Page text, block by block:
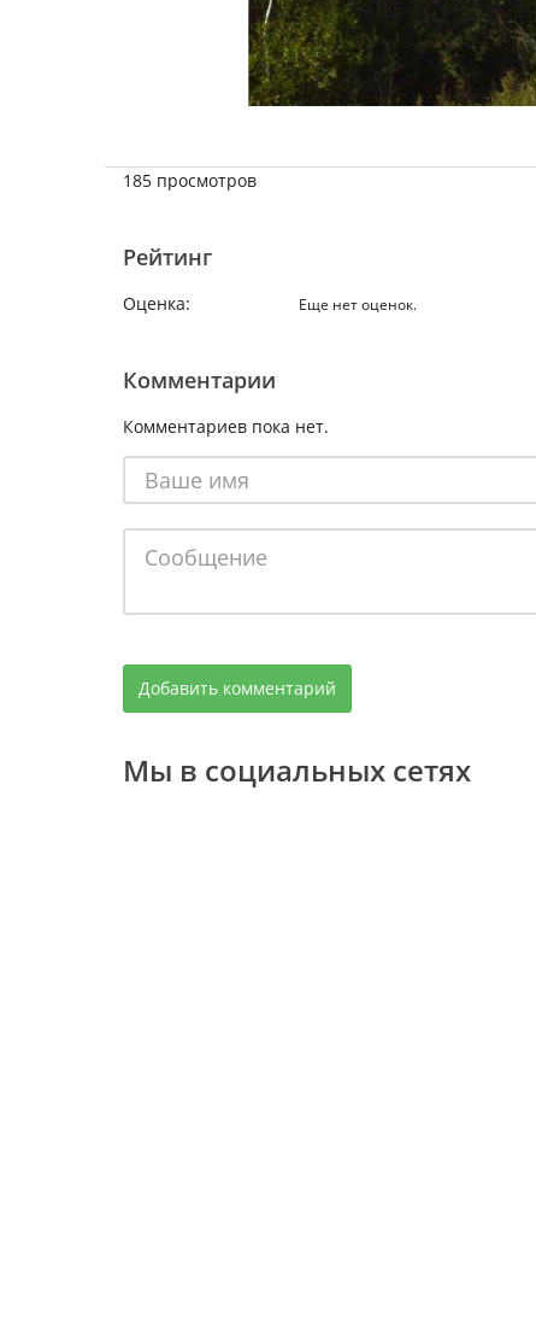
185 просмотров
Рейтинг
Оценка: Еще нет оценок.
Комментарии
Комментариев пока нет.
Мы в социальных сетях